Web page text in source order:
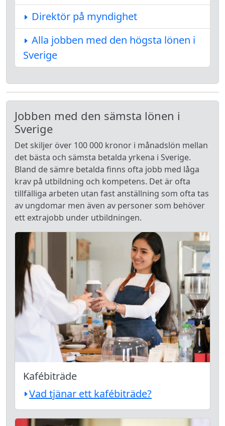
Direktör på myndighet
Alla jobben med den högsta lönen i
Sverige
Jobben med den sämsta lönen i
Sverige
Det skiljer över 100 000 kronor i månadslön mellan
det bästa och sämsta betalda yrkena i Sverige.
Bland de sämre betalda finns ofta jobb med låga
krav på utbildning och kompetens. Det är ofta
tillfälliga arbeten utan fast anställning som ofta tas
av ungdomar men även av personer som behöver
ett extrajobb under utbildningen.
Kafébiträde
Vad tjänar ett kafébiträde?